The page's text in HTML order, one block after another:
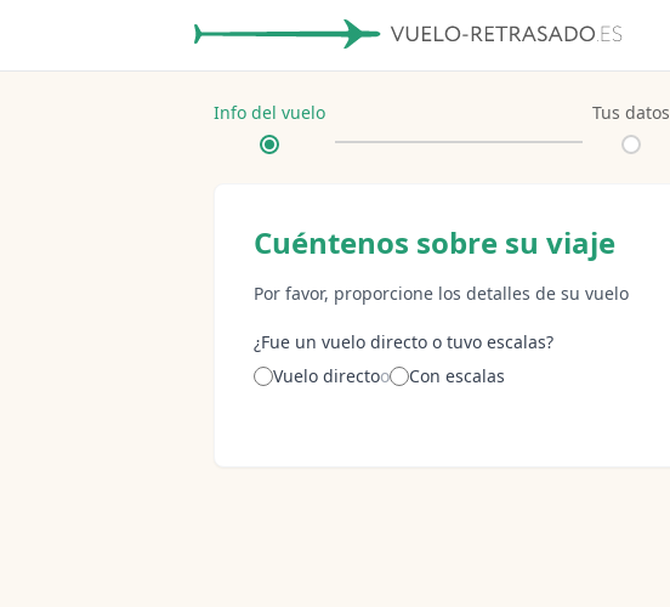
Info del vuelo Tus datos
Cuéntenos sobre su viaje
Por favor, proporcione los detalles de su vuelo
¿Fue un vuelo directo o tuvo escalas?
Vuelo directoo Con escalas